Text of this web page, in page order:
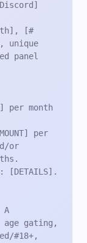
[#
unique
panel
per month
per
or
[DETAILS].
A
age gating,
#18+,